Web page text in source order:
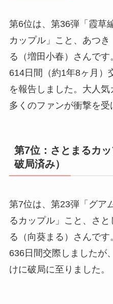
第6位は、第36弾「霞草
カップル」こと、あつ
る（増田小春）さんで
614日間（約1年8ヶ月）
を報告しました。大人気
多くのファンが衝撃を受
第7位：さとまるカ
破局済み）
第7位は、第23弾「グア
るカップル」こと、さ
る（向葵まる）さんで
636日間交際しましたが
けに破局に至りました。